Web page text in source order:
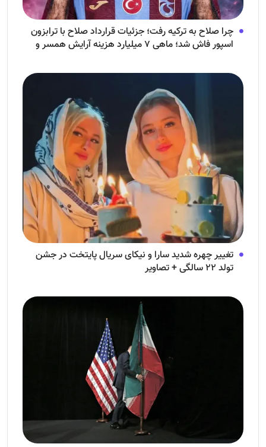
چرا صلاح به ترکیه رفت؛ جزئیات قرارداد صلاح با ترابزون
اسپور فاش شد؛ ماهی ۷ میلیارد هزینه آرایش همسر و
تغییر چهره شدید سارا و نیکای سریال پایتخت در جشن
تولد ۲۲ سالگی + تصاویر